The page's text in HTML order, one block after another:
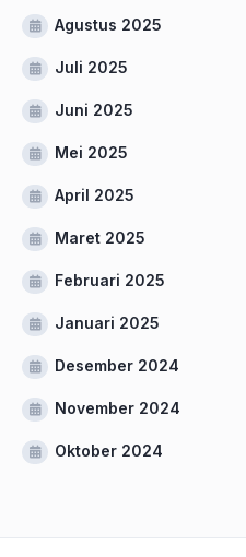
Agustus 2025
Juli 2025
Juni 2025
Mei 2025
April 2025
Maret 2025
Februari 2025
Januari 2025
Desember 2024
November 2024
Oktober 2024